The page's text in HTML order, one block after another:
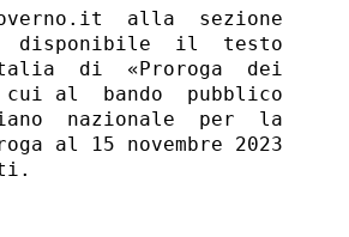
alla  sezione
disponibile  il  testo
di  «Proroga  dei
cui al  bando  pubblico
nazionale  per  la
al 15 novembre 2023